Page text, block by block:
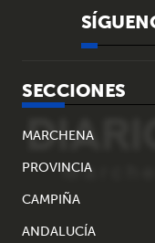
SECCIONES
MARCHENA
PROVINCIA
CAMPIÑA
ANDALUCÍA